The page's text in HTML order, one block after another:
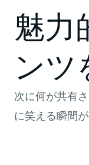
魅力
ンツ
次に何が共有
に笑える瞬間が